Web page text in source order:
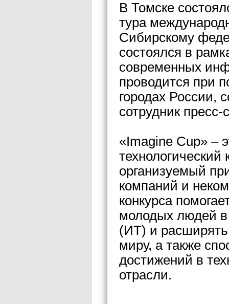
В Томске
тура
Сибирскому
состоялся в
современных
проводится при
городах России,
сотрудник
«Imagine Cup» –
технологический
организуемый
компаний и
конкурса
молодых людей в
(ИТ) и
миру, а также
достижений в
отрасли.